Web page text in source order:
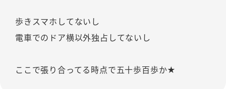
歩きスマホしてないし
電車でのドア横以外独占してないし
ここで張り合ってる時点で五十歩百歩か★